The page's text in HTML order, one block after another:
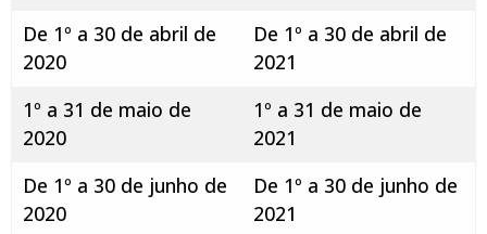
De 1º a 30 de abril de
2020
De 1º a 30 de abril de
2021
1º a 31 de maio de
2020
1º a 31 de maio de
2021
De 1º a 30 de junho de
2020
De 1º a 30 de junho de
2021